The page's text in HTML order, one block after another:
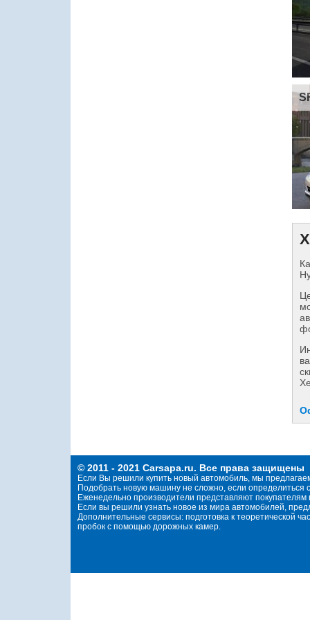
© 2011 - 2021 Carsapa.ru. Все права защищены
Если Вы решили купить новый автомобиль, мы
Подобрать новую машину не сложно, если определиться
Еженедельно производители представляют
Если вы решили узнать новое из мира автомобилей,
Дополнительные сервисы: подготовка к теоретической
пробок с помощью дорожных камер.